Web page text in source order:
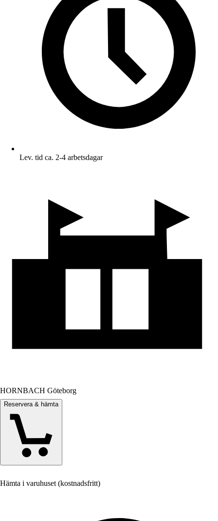
Lev. tid ca. 2-4 arbetsdagar
HORNBACH Göteborg
Reservera & hämta
Hämta i varuhuset (kostnadsfritt)